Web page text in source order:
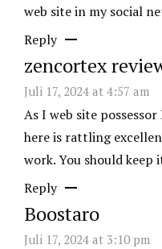
web site in my social
Reply
zencortex
Juli 17, 2024 at 4:57 am
As I web site
here is rattling
work. You should
Reply
Boostaro
Juli 17, 2024 at 3:10 pm